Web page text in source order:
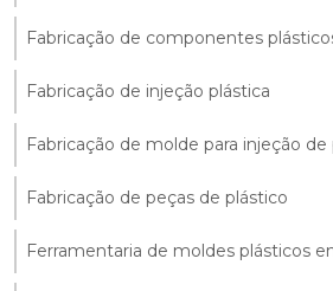
Fabricação de componentes
Fabricação de injeção plástica
Fabricação de molde para injeção de
Fabricação de peças de plástico
Ferramentaria de moldes plásticos